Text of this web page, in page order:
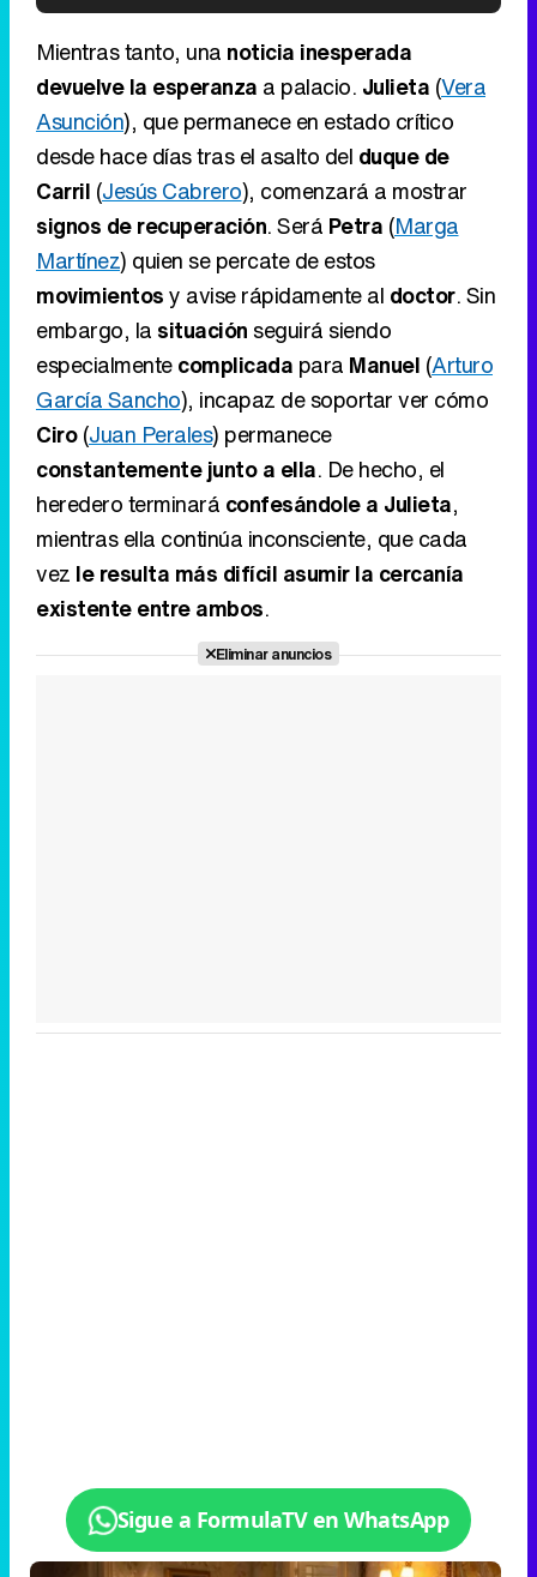
Tráiler en catalán de 'Ravalear', la nueva serie de HBO Max sobre los fondos buitre
Canción ganadora de Eurovisión 2026: DARA con "Bangaranga" por Bulgaria
Mientras tanto, una noticia inesperada
devuelve la esperanza a palacio. Julieta (Vera
Asunción), que permanece en estado crítico
desde hace días tras el asalto del duque de
Carril (Jesús Cabrero), comenzará a mostrar
signos de recuperación. Será Petra (Marga
Martínez) quien se percate de estos
movimientosy avise rápidamente al doctor. Sin
embargo, la situación seguirá siendo
especialmentecomplicada para Manuel (Arturo
García Sancho), incapaz de soportar ver cómo
Ciro(Juan Perales) permanece
constantemente junto a ella. De hecho, el
heredero terminará confesándole a Julieta,
mientras ella continúa inconsciente, que cada
vez le resulta más difícil asumir la cercanía
existente entre ambos.
Eliminar anuncios
Sigue a FormulaTV en WhatsApp